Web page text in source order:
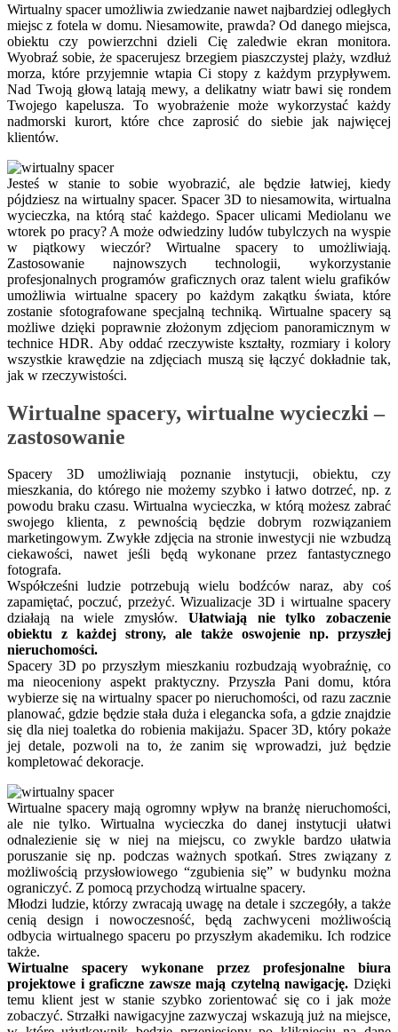
Wirtualny spacer umożliwia zwiedzanie nawet najbardziej odległych
miejsc z fotela w domu. Niesamowite, prawda? Od danego miejsca,
obiektu czy powierzchni dzieli Cię zaledwie ekran monitora.
Wyobraź sobie, że spacerujesz brzegiem piaszczystej plaży, wzdłuż
morza, które przyjemnie wtapia Ci stopy z każdym przypływem.
Nad Twoją głową latają mewy, a delikatny wiatr bawi się rondem
Twojego kapelusza. To wyobrażenie może wykorzystać każdy
nadmorski kurort, które chce zaprosić do siebie jak najwięcej
klientów.
Jesteś w stanie to sobie wyobrazić, ale będzie łatwiej, kiedy
pójdziesz na wirtualny spacer. Spacer 3D to niesamowita, wirtualna
wycieczka, na którą stać każdego. Spacer ulicami Mediolanu we
wtorek po pracy? A może odwiedziny ludów tubylczych na wyspie
w piątkowy wieczór? Wirtualne spacery to umożliwiają.
Zastosowanie najnowszych technologii, wykorzystanie
profesjonalnych programów graficznych oraz talent wielu grafików
umożliwia wirtualne spacery po każdym zakątku świata, które
zostanie sfotografowane specjalną techniką. Wirtualne spacery są
możliwe dzięki poprawnie złożonym zdjęciom panoramicznym w
technice HDR. Aby oddać rzeczywiste kształty, rozmiary i kolory
wszystkie krawędzie na zdjęciach muszą się łączyć dokładnie tak,
jak w rzeczywistości.
Wirtualne spacery, wirtualne wycieczki –
zastosowanie
Spacery 3D umożliwiają poznanie instytucji, obiektu, czy
mieszkania, do którego nie możemy szybko i łatwo dotrzeć, np. z
powodu braku czasu. Wirtualna wycieczka, w którą możesz zabrać
swojego klienta, z pewnością będzie dobrym rozwiązaniem
marketingowym. Zwykłe zdjęcia na stronie inwestycji nie wzbudzą
ciekawości, nawet jeśli będą wykonane przez fantastycznego
fotografa.
Współcześni ludzie potrzebują wielu bodźców naraz, aby coś
zapamiętać, poczuć, przeżyć. Wizualizacje 3D i wirtualne spacery
działają na wiele zmysłów. Ułatwiają nie tylko zobaczenie
obiektu z każdej strony, ale także oswojenie np. przyszłej
nieruchomości.
Spacery 3D po przyszłym mieszkaniu rozbudzają wyobraźnię, co
ma nieoceniony aspekt praktyczny. Przyszła Pani domu, która
wybierze się na wirtualny spacer po nieruchomości, od razu zacznie
planować, gdzie będzie stała duża i elegancka sofa, a gdzie znajdzie
się dla niej toaletka do robienia makijażu. Spacer 3D, który pokaże
jej detale, pozwoli na to, że zanim się wprowadzi, już będzie
kompletować dekoracje.
Wirtualne spacery mają ogromny wpływ na branżę nieruchomości,
ale nie tylko. Wirtualna wycieczka do danej instytucji ułatwi
odnalezienie się w niej na miejscu, co zwykle bardzo ułatwia
poruszanie się np. podczas ważnych spotkań. Stres związany z
możliwością przysłowiowego “zgubienia się” w budynku można
ograniczyć. Z pomocą przychodzą wirtualne spacery.
Młodzi ludzie, którzy zwracają uwagę na detale i szczegóły, a także
cenią design i nowoczesność, będą zachwyceni możliwością
odbycia wirtualnego spaceru po przyszłym akademiku. Ich rodzice
także.
Wirtualne spacery wykonane przez profesjonalne biura
projektowe i graficzne zawsze mają czytelną nawigację. Dzięki
temu klient jest w stanie szybko zorientować się co i jak może
zobaczyć. Strzałki nawigacyjne zazwyczaj wskazują już na miejsce,